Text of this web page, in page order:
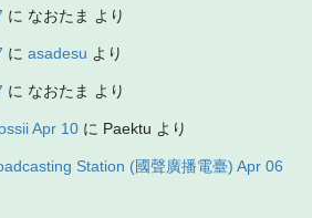
に なおたま より
に asadesu より
に なおたま より
Apr 10 に Paektu より
Station (國聲廣播電臺) Apr 06